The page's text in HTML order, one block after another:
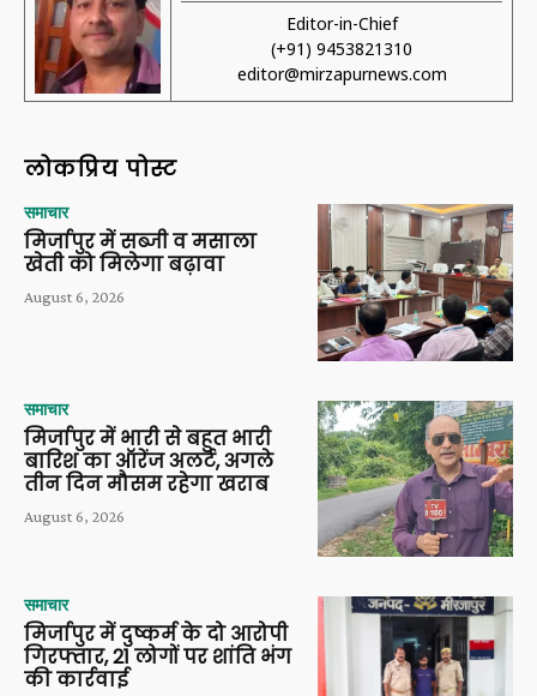
Editor-in-Chief
(+91) 9453821310
editor@mirzapurnews.com
लोकप्रिय पोस्ट
समाचार
मिर्जापुर में सब्जी व मसाला
खेती को मिलेगा बढ़ावा
August 6, 2026
समाचार
मिर्जापुर में भारी से बहुत भारी
बारिश का ऑरेंज अलर्ट, अगले
तीन दिन मौसम रहेगा खराब
August 6, 2026
समाचार
मिर्जापुर में दुष्कर्म के दो आरोपी
गिरफ्तार, 21 लोगों पर शांति भंग
की कार्रवाई